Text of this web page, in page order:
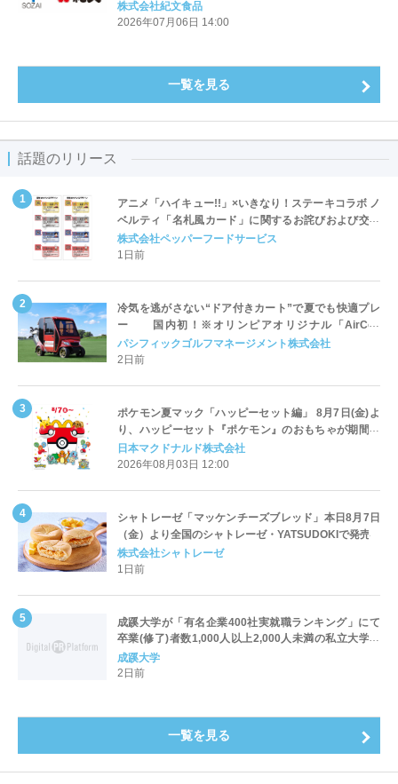
株式会社紀文食品
2026年07月06日 14:00
一覧を見る
話題のリリース
アニメ「ハイキュー!!」×いきなり！ステーキコラボ ノ
ベルティ「名札風カード」に関するお詫びおよび交換
対応についてのご案内
株式会社ペッパーフードサービス
1日前
冷気を逃がさない“ドア付きカート”で夏でも快適プレ
ー 国内初！※オリンピアオリジナル「AirCon
Cart（エアコンカート）」導入 | ＰＧＭ
パシフィックゴルフマネージメント株式会社
2日前
ポケモン夏マック「ハッピーセット編」 8月7日(金)よ
り、ハッピーセット『ポケモン』のおもちゃが期間限
定登場
日本マクドナルド株式会社
2026年08月03日 12:00
シャトレーゼ「マッケンチーズブレッド」本日8月7日
（金）より全国のシャトレーゼ・YATSUDOKIで発売
株式会社シャトレーゼ
1日前
成蹊大学が「有名企業400社実就職ランキング」にて
卒業(修了)者数1,000人以上2,000人未満の私立大学で
全国第1位を獲得！～実就職率は26.5%（前年比＋
4.3pt）に伸長、東京の私立大学でも10位にランクイン
成蹊大学
2日前
一覧を見る